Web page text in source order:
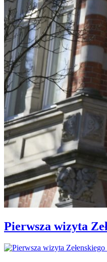
Pierwsza wizyta